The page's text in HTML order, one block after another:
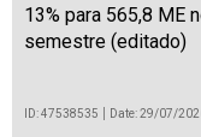
13% para 565,8 ME
semestre (editado)
ID: 47538535 Date: 29/07/